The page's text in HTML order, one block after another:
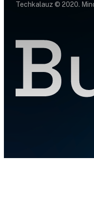
Techkalauz © 2020.